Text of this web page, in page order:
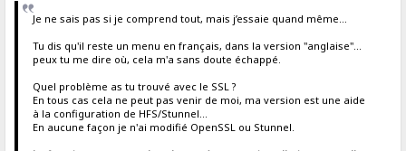
Je ne sais pas si je comprend tout, mais j’essaie quand même...
Tu dis qu'il reste un menu en français, dans la version "anglaise"...
peux tu me dire où, cela m'a sans doute échappé.
Quel problème as tu trouvé avec le SSL ?
En tous cas cela ne peut pas venir de moi, ma version est une aide
à la configuration de HFS/Stunnel...
En aucune façon je n'ai modifié OpenSSL ou Stunnel.